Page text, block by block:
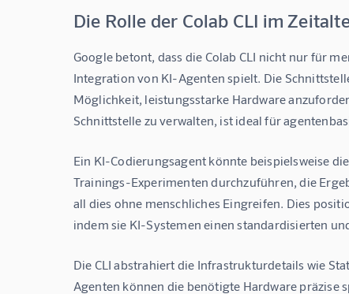
Die Rolle der Colab CLI im
Google betont, dass die Colab CLI nicht nur für
Integration von KI-Agenten spielt. Die
Möglichkeit, leistungsstarke Hardware
Schnittstelle zu verwalten, ist ideal für
Ein KI-Codierungsagent könnte beispielsweise
Trainings-Experimenten durchzuführen, die
all dies ohne menschliches Eingreifen. Dies
indem sie KI-Systemen einen standardisierten
Die CLI abstrahiert die Infrastrukturdetails wie
Agenten können die benötigte Hardware präzise